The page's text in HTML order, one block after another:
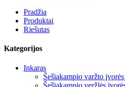
Pradžia
Produktai
Riešutas
Kategorijos
Inkaras
Šešiakampio varžto
Šešiakampio veržlės